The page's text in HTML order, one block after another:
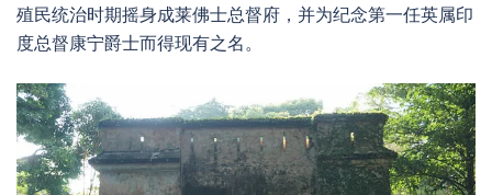
殖民统治时期摇身成莱佛士总督府，并为纪念第一任英属印
度总督康宁爵士而得现有之名。